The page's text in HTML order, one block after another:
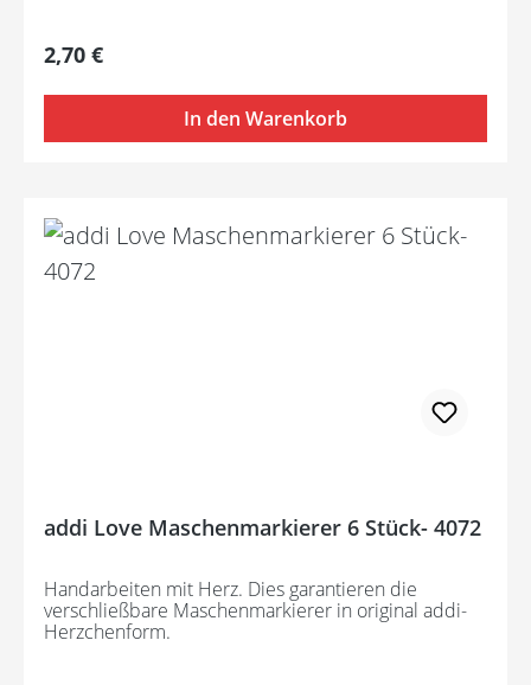
Regulärer Preis:
2,70 €
In den Warenkorb
addi Love Maschenmarkierer 6 Stück- 4072
Handarbeiten mit Herz. Dies garantieren die
verschließbare Maschenmarkierer in original addi-
Herzchenform.